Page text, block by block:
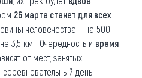
26 марта станет для всех
человечества – на 500
3,5 км. Очередность и время
от мест, занятых
день.